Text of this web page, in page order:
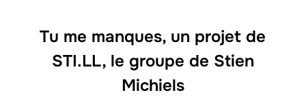
Tu me manques, un projet de
STI.LL, le groupe de Stien
Michiels